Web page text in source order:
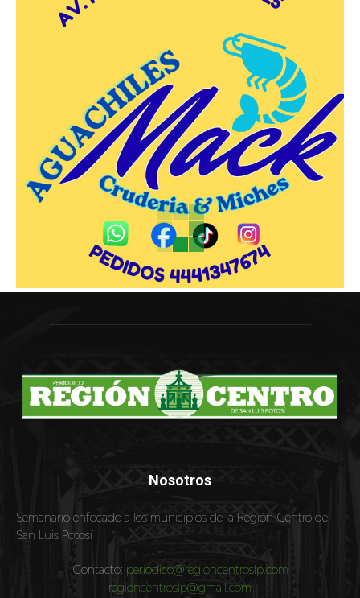
Nosotros
Semanario enfocado a los municipios de la Región Centro de
San Luis Potosí
Contacto: periodico@regioncentroslp.com
regioncentroslp@gmail.com